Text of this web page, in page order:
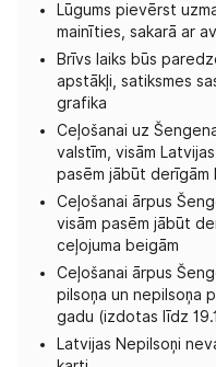
Lūgums pievērst
mainīties, sakarā ar
Brīvs laiks būs
apstākļi, satiksmes
grafika
Ceļošanai uz
valstīm, visām
pasēm jābūt derīgām
Ceļošanai ārpus
visām pasēm jābūt
ceļojuma beigām
Ceļošanai ārpus
pilsoņa un nepilsoņa
gadu (izdotas līdz
Latvijas Nepilsoņi